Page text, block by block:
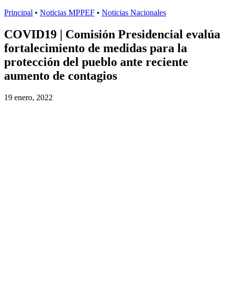
Principal • Noticias MPPEF • Noticias Nacionales
COVID19 | Comisión Presidencial evalúa
fortalecimiento de medidas para la
protección del pueblo ante reciente
aumento de contagios
19 enero, 2022